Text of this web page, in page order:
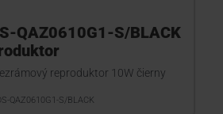
QAZ0610G1-S/BLACK
reproduktor 10W čierny
QAZ0610G1-S/BLACK